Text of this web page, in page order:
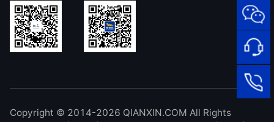
95015
网络安
全服务
热线
在线客
奇安信天守安全软件
顽固病毒专杀工具
威胁情报中心
补天漏洞响应平台
公司新闻
发展历程
进出口合规声明
Copyright © 2014-2026 QIANXIN.COM All Rights